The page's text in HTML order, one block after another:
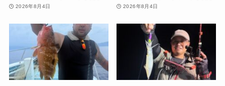
2026年8月4日 2026年8月4日